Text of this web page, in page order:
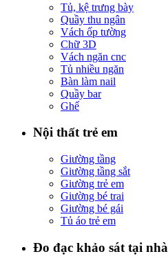
Tủ, kệ trưng bày
Quầy thu ngân
Vách ốp tường
Chữ 3D
Vách ngăn cnc
Tủ nhiều ngăn
Bàn làm nail
Quầy bar
Ghế
Nội thất trẻ em
Giường tầng
Giường tầng sắt
Giường trẻ em
Giường bé trai
Giường bé gái
Tủ áo trẻ em
Đo đạc khảo sát tại nhà